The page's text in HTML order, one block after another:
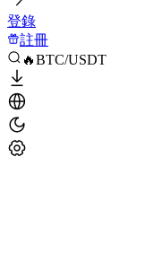
登錄
註冊
🔥BTC/USDT